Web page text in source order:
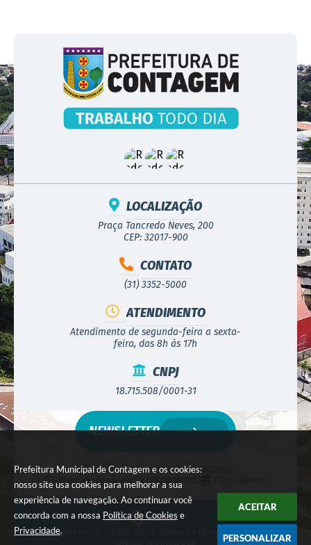
Prefeitura Municipal de Contagem e os cookies:
nosso site usa cookies para melhorar a sua
experiência de navegação. Ao continuar você
concorda com a nossa Política de Cookies e
Privacidade.
ACEITAR
PERSONALIZAR
LOCALIZAÇÃO
Praça Tancredo Neves, 200
CEP: 32017-900
CONTATO
(31) 3352-5000
ATENDIMENTO
Atendimento de segunda-feira a sexta-
feira, das 8h às 17h
CNPJ
18.715.508/0001-31
Versão do Sistema:3.5.3 - 19/06/2026
Portal atualizado em:
06/08/2026 09:13
NEWSLETTER
© Copyright Instar - 2006-2026. Todos os direitos reservados -